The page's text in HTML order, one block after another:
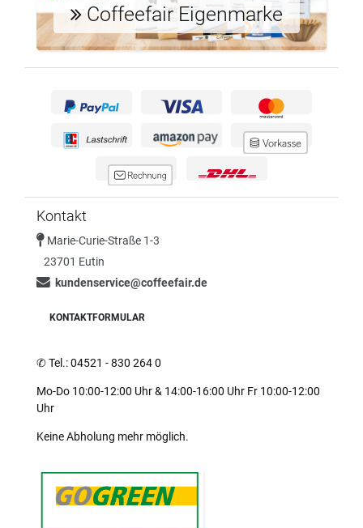
Coffeefair Eigenmarke
Kontakt
Marie-Curie-Straße 1-3
23701 Eutin
kundenservice@coffeefair.de
KONTAKTFORMULAR
✆Tel.: 04521 - 830 264 0
Mo-Do 10:00-12:00 Uhr & 14:00-16:00 Uhr Fr 10:00-12:00
Uhr
Keine Abholung mehr möglich.